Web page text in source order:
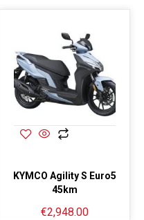
KYMCO Agility S Euro5
45km
€2,948.00